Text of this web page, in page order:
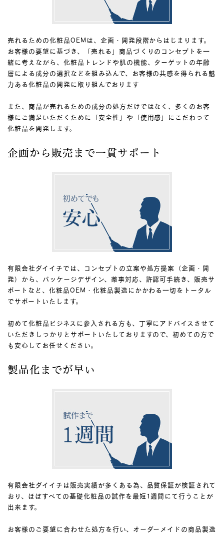
売れるための化粧品OEMは、企画・開発段階からはじまります。
お客様の要望に基づき、「売れる」商品づくりのコンセプトを一
緒に考えながら、化粧品トレンドや肌の機能、ターゲットの年齢
層による成分の選択などを組み込んで、お客様の共感を得られる魅
力ある化粧品の開発に取り組んでおります
また、商品が売れるための成分の処方だけではなく、多くのお客
様にご満足いただくために「安全性」や「使用感」にこだわって
化粧品を開発します。
企画から販売まで一貫サポート
有限会社ダイイチでは、コンセプトの立案や処方提案（企画・開
発）から、パッケージデザイン、薬事対応、許認可手続き、販売サ
ポートなど、化粧品OEM・化粧品製造にかかわる一切をトータル
でサポートいたします。
初めて化粧品ビジネスに参入される方も、丁寧にアドバイスさせて
いただきしっかりとサポートいたしておりますので、初めての方で
も安心してお任せください。
製品化までが早い
有限会社ダイイチは販売実績が多くある為、品質保証が検証されて
おり、ほぼすべての基礎化粧品の試作を最短1週間にて行うことが
出来ます。
お客様のご要望に合わせた処方を行い、オーダーメイドの商品製造